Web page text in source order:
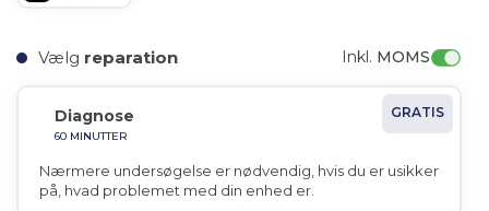
Vælg reparation Inkl. MOMS
Diagnose
60 MINUTTER
GRATIS
Nærmere undersøgelse er nødvendig, hvis du er usikker
på, hvad problemet med din enhed er.